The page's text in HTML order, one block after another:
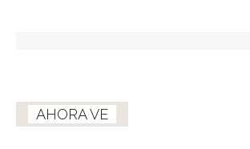
AHORA VE